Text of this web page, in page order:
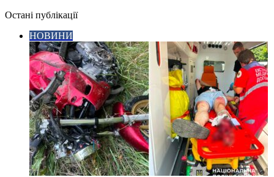
Остані публікації
НОВИНИ